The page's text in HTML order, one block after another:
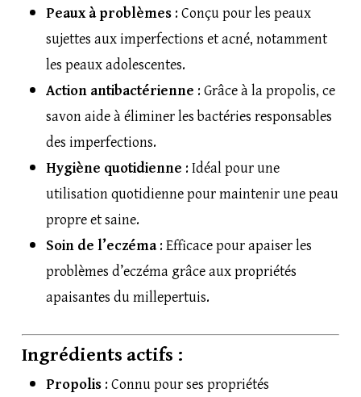
Peaux à problèmes: Conçu pour les peaux
sujettes aux imperfections et acné, notamment
les peaux adolescentes.
Action antibactérienne : Grâce à la propolis, ce
savon aide à éliminer les bactéries responsables
des imperfections.
Hygiène quotidienne : Idéal pour une
utilisation quotidienne pour maintenir une peau
propre et saine.
Soin de l’eczéma: Efficace pour apaiser les
problèmes d’eczéma grâce aux propriétés
apaisantes du millepertuis.
Ingrédients actifs :
Propolis: Connu pour ses propriétés